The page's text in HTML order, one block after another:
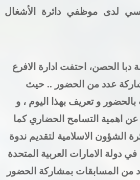
لدى موظفي دائرة الأشغال
دبا الحصن، احتفت ادارة الافرع
عدد من الحضور .. حيث
و تعريف بهذا اليوم ، و
اهمية التسامح الحضاري كما
الشؤون الاسلامية لتقديم ندوة
دولة الامارات العربية المتحدة
من المسابقات بمشاركة الحضور